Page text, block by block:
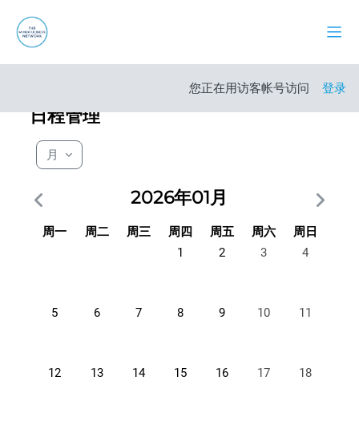
您正在用访客帐号访问 登录
打开
日程管理
月
2026年01月
星期一
周一 星期二
周二 星期三
周三 星期四
周四 星期五
周五 星期六
周六 星期日
周日
没有活动，01月1日 星期四
1 没有活动，01月2日 星期五
2 没有活动，01月3
3 没有活动
4
没有活动，01月5日 星期一
5 没有活动，01月6日 星期二
6 没有活动，01月7日 星期三
7 没有活动，01月8日 星期四
8 没有活动，01月9日 星期五
9 没有活动，01月10
10 没有活动
11
没有活动，01月12日 星期一
12 没有活动，01月13日 星期二
13 没有活动，01月14日 星期三
14 没有活动，01月15日 星期四
15 没有活动，01月16日 星期五
16 没有活动，01月17
17 没有活动
18